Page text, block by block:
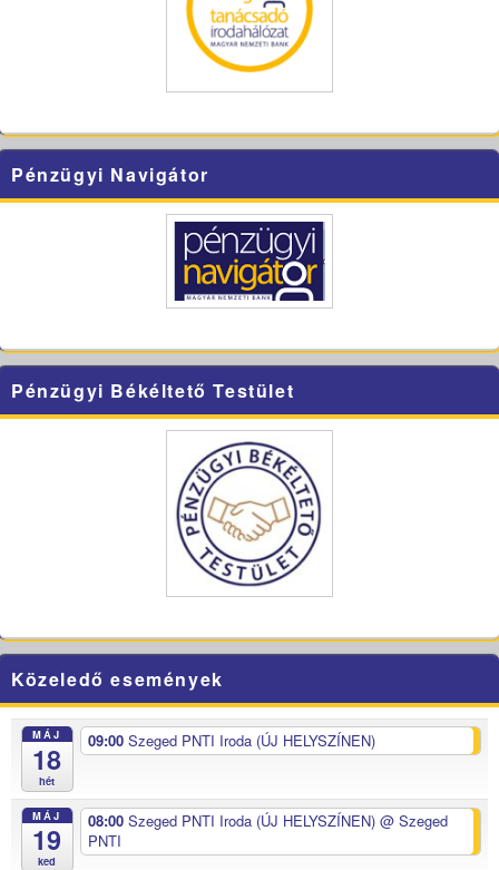
Pénzügyi Navigátor
Pénzügyi Békéltető Testület
Közeledő események
MÁJ
18
hét
09:00 Szeged PNTI Iroda (ÚJ HELYSZÍNEN)
MÁJ
19
ked
08:00 Szeged PNTI Iroda (ÚJ HELYSZÍNEN) @ Szeged
PNTI